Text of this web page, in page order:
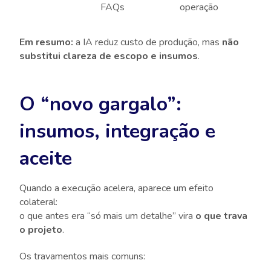
FAQs
operação
Em resumo: a IA reduz custo de produção, mas não
substitui clareza de escopo e insumos.
O “novo gargalo”:
insumos, integração e
aceite
Quando a execução acelera, aparece um efeito
colateral:
o que antes era “só mais um detalhe” vira o que trava
o projeto.
Os travamentos mais comuns: